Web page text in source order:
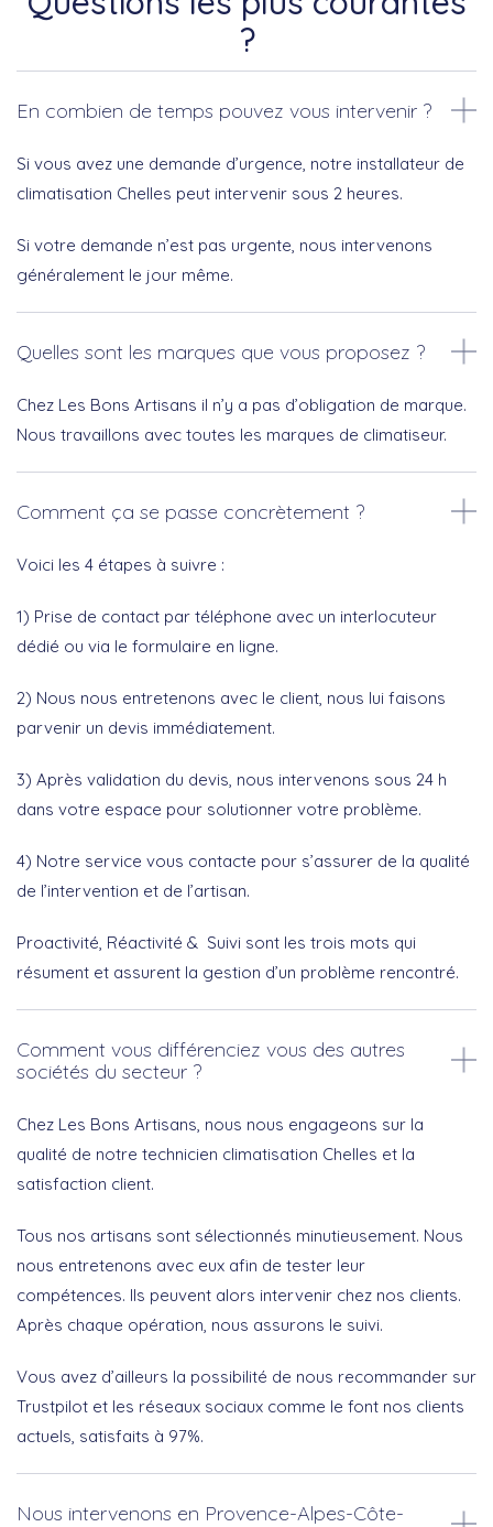
?
En combien de temps pouvez vous intervenir ?
Si vous avez une demande d’urgence, notre installateur de
climatisation Chelles peut intervenir sous 2 heures.
Si votre demande n’est pas urgente, nous intervenons
généralement le jour même.
Quelles sont les marques que vous proposez ?
Chez Les Bons Artisans il n’y a pas d’obligation de marque.
Nous travaillons avec toutes les marques de climatiseur.
Comment ça se passe concrètement ?
Voici les 4 étapes à suivre :
1) Prise de contact par téléphone avec un interlocuteur
dédié ou via le formulaire en ligne.
2) Nous nous entretenons avec le client, nous lui faisons
parvenir un devis immédiatement.
3) Après validation du devis, nous intervenons sous 24 h
dans votre espace pour solutionner votre problème.
4) Notre service vous contacte pour s’assurer de la qualité
de l’intervention et de l’artisan.
Proactivité, Réactivité & Suivi sont les trois mots qui
résument et assurent la gestion d’un problème rencontré.
Comment vous différenciez vous des autres
sociétés du secteur ?
Chez Les Bons Artisans, nous nous engageons sur la
qualité de notre technicien climatisation Chelles et la
satisfaction client.
Tous nos artisans sont sélectionnés minutieusement. Nous
nous entretenons avec eux afin de tester leur
compétences. Ils peuvent alors intervenir chez nos clients.
Après chaque opération, nous assurons le suivi.
Vous avez d’ailleurs la possibilité de nous recommander sur
Trustpilot et les réseaux sociaux comme le font nos clients
actuels, satisfaits à 97%.
Nous intervenons en Provence-Alpes-Côte-